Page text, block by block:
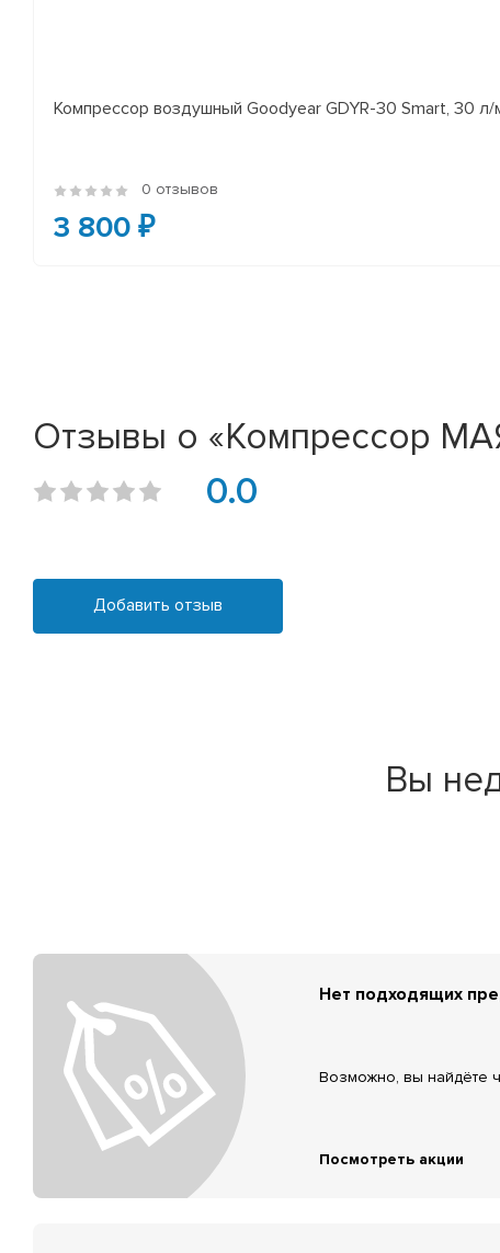
Компрессор воздушный Goodyear GDYR-30 Smart, 30
0 отзывов
3 800 ₽
Отзывы о «Компрессор
0.0
Добавить отзыв
Вы
Нет подходящих
Возможно, вы найдёте
Посмотреть акции